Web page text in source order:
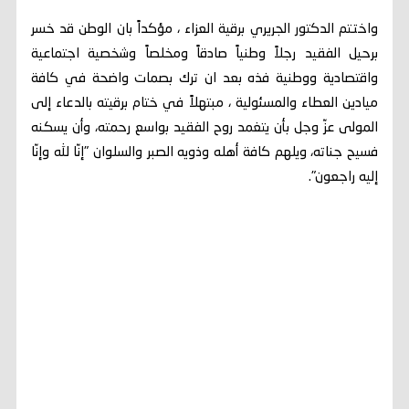
واختتم الدكتور الجريري برقية العزاء ، مؤكداً بان الوطن قد خسر
برحيل الفقيد رجلاً وطنياً صادقاً ومخلصاً وشخصية اجتماعية
واقتصادية ووطنية فذه بعد ان ترك بصمات واضحة في كافة
ميادين العطاء والمسئولية ، مبتهلاً في ختام برقيته بالدعاء إلى
المولى عزّ وجل بأن يتغمد روح الفقيد بواسع رحمته، وأن يسكنه
فسيح جناته، ويلهم كافة أهله وذويه الصبر والسلوان "إنّا لله وإنّا
إليه راجعون".